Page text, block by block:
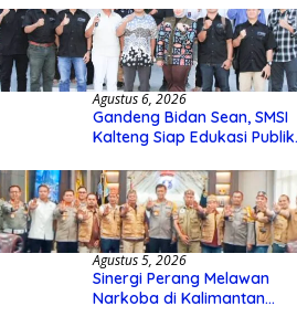
Agustus 6, 2026
Gandeng Bidan Sean, SMSI
Kalteng Siap Edukasi Publik
Agustus 5, 2026
Sinergi Perang Melawan
Narkoba di Kalimantan